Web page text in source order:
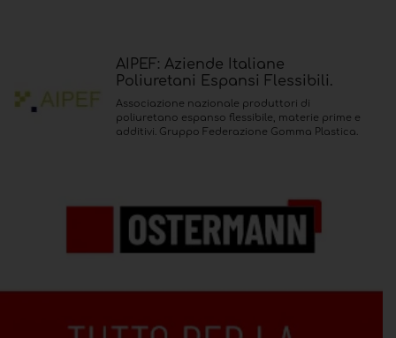
AIPEF: Aziende Italiane
Poliuretani Espansi Flessibili.
Associazione nazionale produttori di
poliuretano espanso flessibile, materie prime e
additivi. Gruppo Federazione Gomma Plastica.